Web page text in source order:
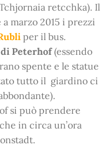
retcchka). Il
marzo 2015 i prezzi
per il bus.
Peterhof(essendo
spente e le statue
tutto il giardino ci
si può prendere
che in circa un’ora